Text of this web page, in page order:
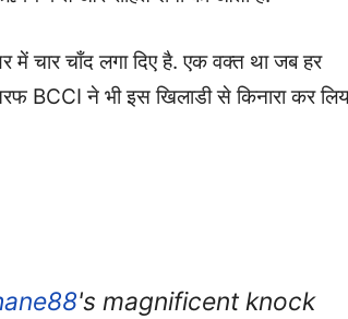
चार चाँद लगा दिए है. एक वक्त था जब हर
BCCI ने भी इस खिलाडी से किनारा कर
's magnificent knock